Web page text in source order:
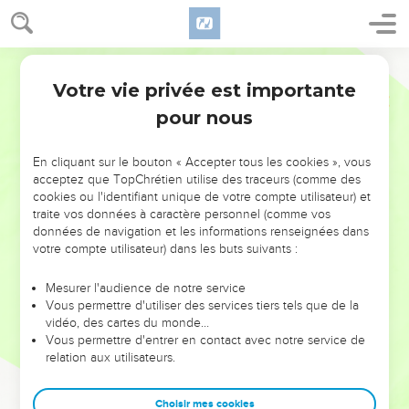
NE MANQUEZ PAS L’ÉVÉNEMENT
DE L’ANNÉE !
ET SI LEURS ERREURS POUVAIENT VOUS ÉVITER LES
VOTRES ?
leur foi ou leur vision. Mais on voit moins les doutes, les erreurs
et les saisons difficiles qu'ils ont traversés, alors même que ce
sont elles qui les ont façonnés.
Dans cette conférence, leaders, entrepreneurs, et responsables
clés pour avancer avec plus de sagesse afin que leurs erreurs
Votre vie privée est importante
pour nous
En cliquant sur le bouton « Accepter tous les cookies », vous
acceptez que TopChrétien utilise des traceurs (comme des
cookies ou l'identifiant unique de votre compte utilisateur) et
traite vos données à caractère personnel (comme vos
données de navigation et les informations renseignées dans
votre compte utilisateur) dans les buts suivants :
Mesurer l'audience de notre service
Vous permettre d'utiliser des services tiers tels que de la
vidéo, des cartes du monde…
Vous permettre d'entrer en contact avec notre service de
relation aux utilisateurs.
Choisir mes cookies